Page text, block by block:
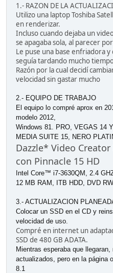
1.- RAZON DE LA
Utilizo una laptop Toshiba
en renderizar.
Incluso cuando dejaba un
se apagaba sola, al parecer
Le puse una base enfriadora
seguía tardando mucho
Razón por la cual decidí
velocidad sin gastar mucho
2.- EQUIPO DE TRABAJO
El equipo lo compré aprox en
modelo 2012,
Windows 81. PRO, VEGAS 14
MEDIA SUITE 15, NERO
Dazzle* Video
con Pinnacle 15 HD
Intel Core™ i7-3630QM, 2.4
12 MB RAM, ITB HDD, DVD RW.
3.- ACTUALIZACION
Colocar un SSD en el CD y
velocidad de uso.
Compré en internet un
SSD de 480 GB ADATA.
Mientras esperaba que
actualizados, pero en la página
8.1